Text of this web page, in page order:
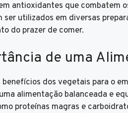
antioxidantes que combatem
ser utilizados em diversas
do prazer de comer.
de uma
benefícios dos vegetais para o
alimentação balanceada e
proteínas magras e